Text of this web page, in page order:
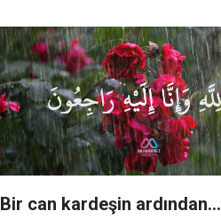
Bir can kardeşin ardından…